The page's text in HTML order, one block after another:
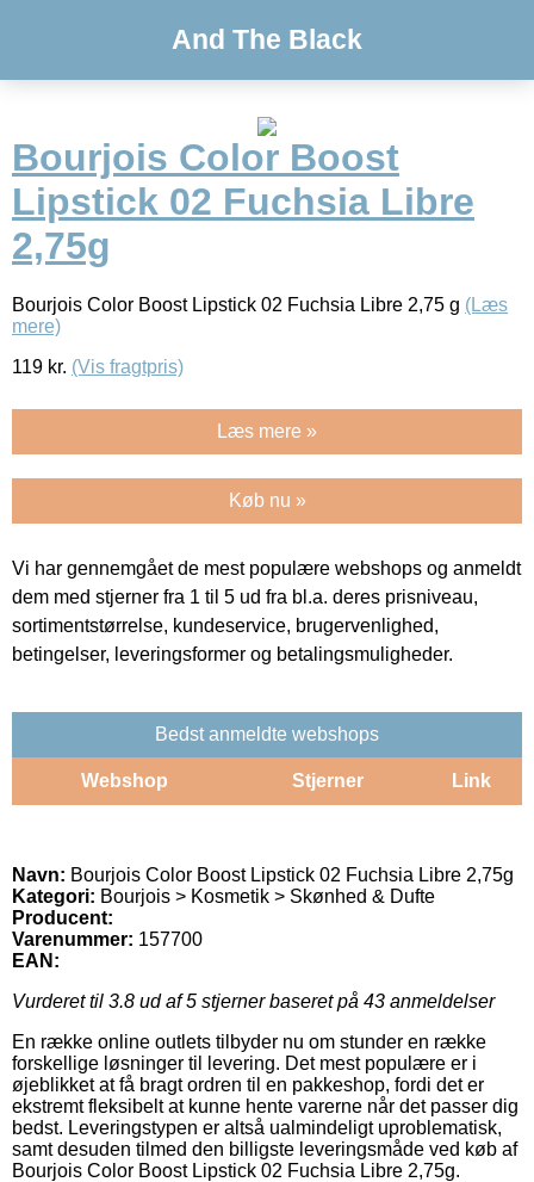
And The Black
Bourjois Color Boost
Lipstick 02 Fuchsia Libre
2,75g
Bourjois Color Boost Lipstick 02 Fuchsia Libre 2,75 g (Læs
mere)
119 kr. (Vis fragtpris)
Læs mere »
Køb nu »
Vi har gennemgået de mest populære webshops og anmeldt
dem med stjerner fra 1 til 5 ud fra bl.a. deres prisniveau,
sortimentstørrelse, kundeservice, brugervenlighed,
betingelser, leveringsformer og betalingsmuligheder.
Bedst anmeldte webshops
Webshop Stjerner Link
Navn: Bourjois Color Boost Lipstick 02 Fuchsia Libre 2,75g
Kategori: Bourjois > Kosmetik > Skønhed & Dufte
Producent:
Varenummer: 157700
EAN:
Vurderet til 3.8 ud af 5 stjerner baseret på 43 anmeldelser
En række online outlets tilbyder nu om stunder en række
forskellige løsninger til levering. Det mest populære er i
øjeblikket at få bragt ordren til en pakkeshop, fordi det er
ekstremt fleksibelt at kunne hente varerne når det passer dig
bedst. Leveringstypen er altså ualmindeligt uproblematisk,
samt desuden tilmed den billigste leveringsmåde ved køb af
Bourjois Color Boost Lipstick 02 Fuchsia Libre 2,75g.